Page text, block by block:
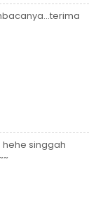
hehe singgah